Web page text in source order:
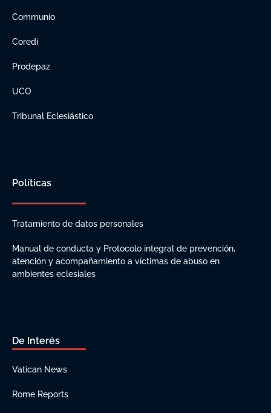
Communio
Coredi
Prodepaz
UCO
Tribunal Eclesiástico
Políticas
Tratamiento de datos personales
Manual de conducta y Protocolo integral de prevención,
atención y acompañamiento a víctimas de abuso en
ambientes eclesiales
De Interés
Vatican News
Rome Reports